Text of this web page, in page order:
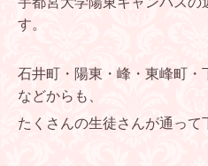
す。
石井町・陽東・峰・東峰町・
などからも、
たくさんの生徒さんが通って